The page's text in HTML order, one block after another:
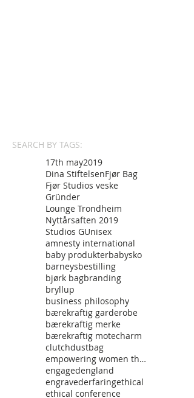
SEARCH BY TAGS:
17th may2019
Dina StiftelsenFjør Bag
Fjør Studios veske
Gründer
Lounge Trondheim
Nyttårsaften 2019
Studios GUnisex
amnesty international
baby produkterbabysko
barneysbestilling
bjørk bagbranding
bryllup
business philosophy
bærekraftig garderobe
bærekraftig merke
bærekraftig motecharm
clutchdustbag
empowering women through fashon
engagedengland
engravederfaringethical
ethical conference